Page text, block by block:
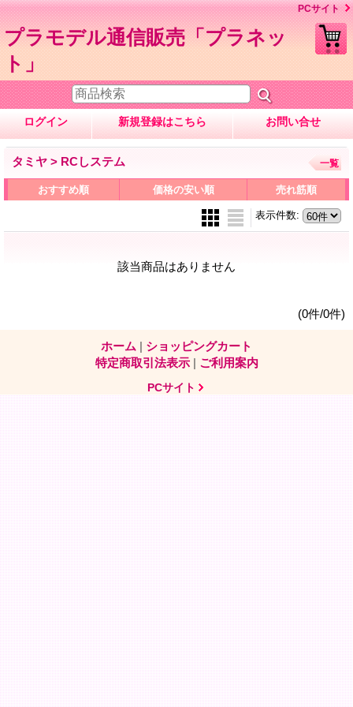
PCサイト
プラモデル通信販売「プラネッ
ト」
ログイン 新規登録はこちら お問い合せ
タミヤ > RCしステム 一覧
おすすめ順 価格の安い順 売れ筋順
表示件数:
該当商品はありません
(0件/0件)
ホーム | ショッピングカート
特定商取引法表示 | ご利用案内
PCサイト